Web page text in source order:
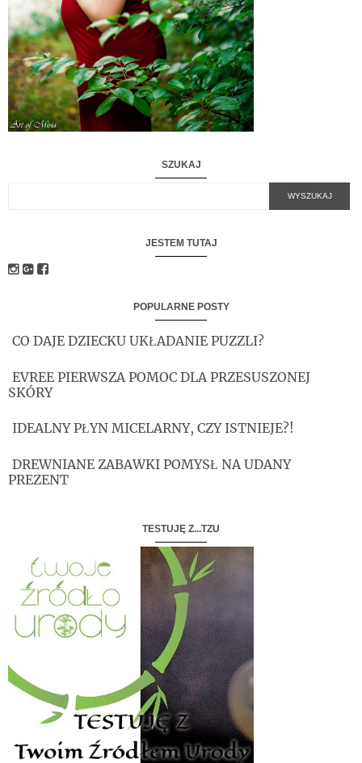
SZUKAJ
JESTEM TUTAJ
POPULARNE POSTY
CO DAJE DZIECKU UKŁADANIE PUZZLI?
EVREE PIERWSZA POMOC DLA PRZESUSZONEJ
SKÓRY
IDEALNY PŁYN MICELARNY, CZY ISTNIEJE?!
DREWNIANE ZABAWKI POMYSŁ NA UDANY
PREZENT
TESTUJĘ Z...TZU